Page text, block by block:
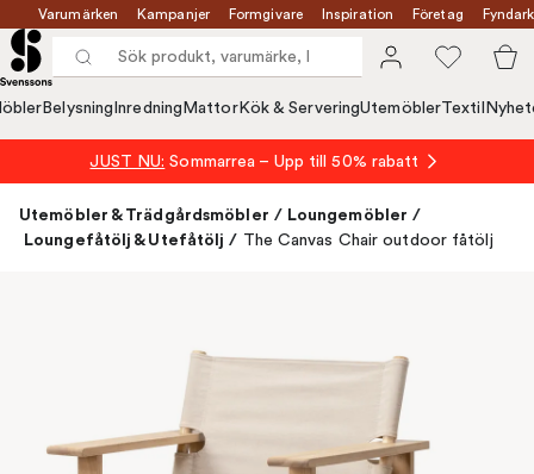
Varumärken Kampanjer Formgivare Inspiration Företag
Belysning Inredning MattorKök & ServeringUtemöblerTextil
JUST NU: Sommarrea – Upp till 50% rabatt
Utemöbler & Trädgårdsmöbler / Loungemöbler /
Loungefåtölj & Utefåtölj / The Canvas Chair outdoor fåtölj